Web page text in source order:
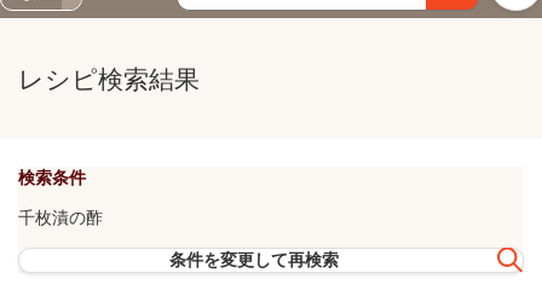
レシピ検索結果
検索条件
千枚漬の酢
条件を変更して再検索